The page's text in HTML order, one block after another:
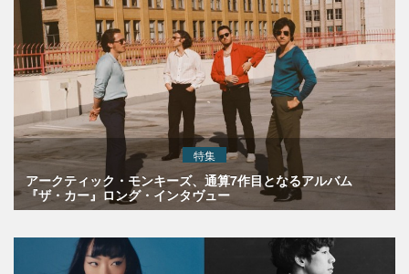
特集
アークティック・モンキーズ、通算7作目となるアルバム
『ザ・カー』ロング・インタヴュー